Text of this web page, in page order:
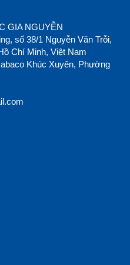
test
GIA NGUYỄN
số 38/1 Nguyễn Văn Trỗi,
Chí Minh, Việt Nam
Khúc Xuyên, Phường